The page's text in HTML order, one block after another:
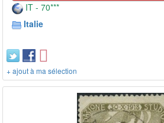
IT - 70***
Italie
+ ajout à ma sélection